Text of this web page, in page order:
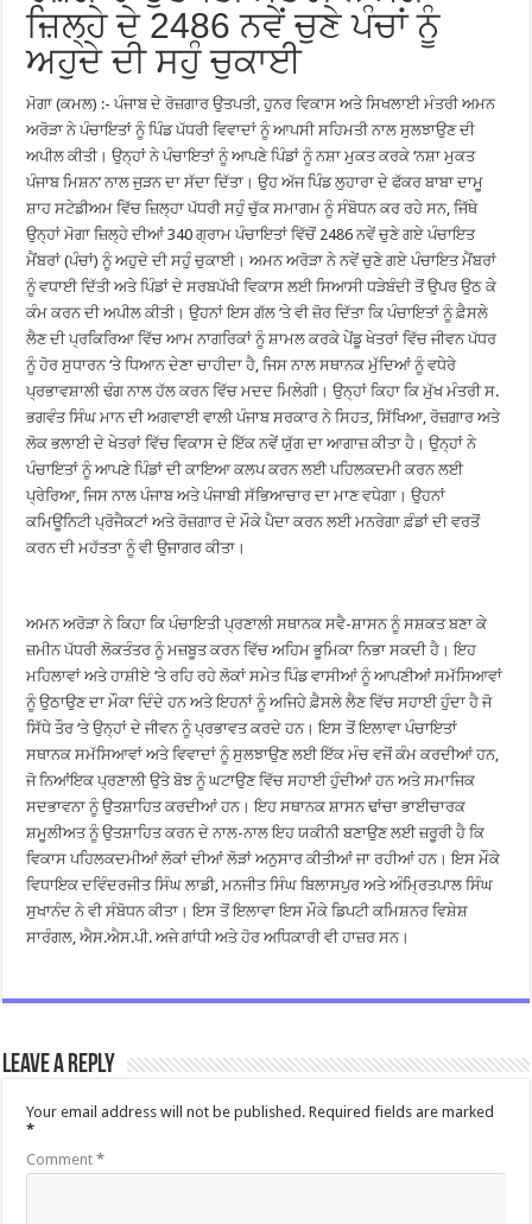
ਜ਼ਿਲ੍ਹੇ ਦੇ 2486 ਨਵੇਂ ਚੁਣੇ ਪੰਚਾਂ ਨੂੰ
ਅਹੁਦੇ ਦੀ ਸਹੁੰ ਚੁਕਾਈ
ਮੋਗਾ (ਕਮਲ) :- ਪੰਜਾਬ ਦੇ ਰੋਜ਼ਗਾਰ ਉਤਪਤੀ, ਹੁਨਰ ਵਿਕਾਸ ਅਤੇ ਸਿਖਲਾਈ ਮੰਤਰੀ ਅਮਨ
ਅਰੋੜਾ ਨੇ ਪੰਚਾਇਤਾਂ ਨੂੰ ਪਿੰਡ ਪੱਧਰੀ ਵਿਵਾਦਾਂ ਨੂੰ ਆਪਸੀ ਸਹਿਮਤੀ ਨਾਲ ਸੁਲਝਾਉਣ ਦੀ
ਅਪੀਲ ਕੀਤੀ। ਉਨ੍ਹਾਂ ਨੇ ਪੰਚਾਇਤਾਂ ਨੂੰ ਆਪਣੇ ਪਿੰਡਾਂ ਨੂੰ ਨਸ਼ਾ ਮੁਕਤ ਕਰਕੇ ‘ਨਸ਼ਾ ਮੁਕਤ
ਪੰਜਾਬ ਮਿਸ਼ਨ’ ਨਾਲ ਜੁੜਨ ਦਾ ਸੱਦਾ ਦਿੱਤਾ। ਉਹ ਅੱਜ ਪਿੰਡ ਲੁਹਾਰਾ ਦੇ ਫੱਕਰ ਬਾਬਾ ਦਾਮੂ
ਸ਼ਾਹ ਸਟੇਡੀਅਮ ਵਿੱਚ ਜ਼ਿਲ੍ਹਾ ਪੱਧਰੀ ਸਹੁੰ ਚੁੱਕ ਸਮਾਗਮ ਨੂੰ ਸੰਬੋਧਨ ਕਰ ਰਹੇ ਸਨ, ਜਿੱਥੇ
ਉਨ੍ਹਾਂ ਮੋਗਾ ਜ਼ਿਲ੍ਹੇ ਦੀਆਂ 340 ਗ੍ਰਾਮ ਪੰਚਾਇਤਾਂ ਵਿੱਚੋਂ 2486 ਨਵੇਂ ਚੁਣੇ ਗਏ ਪੰਚਾਇਤ
ਮੈਂਬਰਾਂ (ਪੰਚਾਂ) ਨੂੰ ਅਹੁਦੇ ਦੀ ਸਹੁੰ ਚੁਕਾਈ। ਅਮਨ ਅਰੋੜਾ ਨੇ ਨਵੇਂ ਚੁਣੇ ਗਏ ਪੰਚਾਇਤ ਮੈਂਬਰਾਂ
ਨੂੰ ਵਧਾਈ ਦਿੱਤੀ ਅਤੇ ਪਿੰਡਾਂ ਦੇ ਸਰਬਪੱਖੀ ਵਿਕਾਸ ਲਈ ਸਿਆਸੀ ਧੜੇਬੰਦੀ ਤੋਂ ਉਪਰ ਉਠ ਕੇ
ਕੰਮ ਕਰਨ ਦੀ ਅਪੀਲ ਕੀਤੀ। ਉਹਨਾਂ ਇਸ ਗੱਲ ‘ਤੇ ਵੀ ਜ਼ੋਰ ਦਿੱਤਾ ਕਿ ਪੰਚਾਇਤਾਂ ਨੂੰ ਫ਼ੈਸਲੇ
ਲੈਣ ਦੀ ਪ੍ਰਕਿਰਿਆ ਵਿੱਚ ਆਮ ਨਾਗਰਿਕਾਂ ਨੂੰ ਸ਼ਾਮਲ ਕਰਕੇ ਪੇਂਡੂ ਖੇਤਰਾਂ ਵਿੱਚ ਜੀਵਨ ਪੱਧਰ
ਨੂੰ ਹੋਰ ਸੁਧਾਰਨ ‘ਤੇ ਧਿਆਨ ਦੇਣਾ ਚਾਹੀਦਾ ਹੈ, ਜਿਸ ਨਾਲ ਸਥਾਨਕ ਮੁੱਦਿਆਂ ਨੂੰ ਵਧੇਰੇ
ਪ੍ਰਭਾਵਸ਼ਾਲੀ ਢੰਗ ਨਾਲ ਹੱਲ ਕਰਨ ਵਿੱਚ ਮਦਦ ਮਿਲੇਗੀ। ਉਨ੍ਹਾਂ ਕਿਹਾ ਕਿ ਮੁੱਖ ਮੰਤਰੀ ਸ.
ਭਗਵੰਤ ਸਿੰਘ ਮਾਨ ਦੀ ਅਗਵਾਈ ਵਾਲੀ ਪੰਜਾਬ ਸਰਕਾਰ ਨੇ ਸਿਹਤ, ਸਿੱਖਿਆ, ਰੋਜ਼ਗਾਰ ਅਤੇ
ਲੋਕ ਭਲਾਈ ਦੇ ਖੇਤਰਾਂ ਵਿੱਚ ਵਿਕਾਸ ਦੇ ਇੱਕ ਨਵੇਂ ਯੁੱਗ ਦਾ ਆਗਾਜ਼ ਕੀਤਾ ਹੈ। ਉਨ੍ਹਾਂ ਨੇ
ਪੰਚਾਇਤਾਂ ਨੂੰ ਆਪਣੇ ਪਿੰਡਾਂ ਦੀ ਕਾਇਆ ਕਲਪ ਕਰਨ ਲਈ ਪਹਿਲਕਦਮੀ ਕਰਨ ਲਈ
ਪ੍ਰੇਰਿਆ, ਜਿਸ ਨਾਲ ਪੰਜਾਬ ਅਤੇ ਪੰਜਾਬੀ ਸੱਭਿਆਚਾਰ ਦਾ ਮਾਣ ਵਧੇਗਾ। ਉਹਨਾਂ
ਕਮਿਊਨਿਟੀ ਪ੍ਰੋਜੈਕਟਾਂ ਅਤੇ ਰੋਜ਼ਗਾਰ ਦੇ ਮੌਕੇ ਪੈਦਾ ਕਰਨ ਲਈ ਮਨਰੇਗਾ ਫ਼ੰਡਾਂ ਦੀ ਵਰਤੋਂ
ਕਰਨ ਦੀ ਮਹੱਤਤਾ ਨੂੰ ਵੀ ਉਜਾਗਰ ਕੀਤਾ।
ਅਮਨ ਅਰੋੜਾ ਨੇ ਕਿਹਾ ਕਿ ਪੰਚਾਇਤੀ ਪ੍ਰਣਾਲੀ ਸਥਾਨਕ ਸਵੈ-ਸ਼ਾਸਨ ਨੂੰ ਸਸ਼ਕਤ ਬਣਾ ਕੇ
ਜ਼ਮੀਨ ਪੱਧਰੀ ਲੋਕਤੰਤਰ ਨੂੰ ਮਜ਼ਬੂਤ ਕਰਨ ਵਿੱਚ ਅਹਿਮ ਭੂਮਿਕਾ ਨਿਭਾ ਸਕਦੀ ਹੈ। ਇਹ
ਮਹਿਲਾਵਾਂ ਅਤੇ ਹਾਸ਼ੀਏ ‘ਤੇ ਰਹਿ ਰਹੇ ਲੋਕਾਂ ਸਮੇਤ ਪਿੰਡ ਵਾਸੀਆਂ ਨੂੰ ਆਪਣੀਆਂ ਸਮੱਸਿਆਵਾਂ
ਨੂੰ ਉਠਾਉਣ ਦਾ ਮੌਕਾ ਦਿੰਦੇ ਹਨ ਅਤੇ ਇਹਨਾਂ ਨੂੰ ਅਜਿਹੇ ਫ਼ੈਸਲੇ ਲੈਣ ਵਿੱਚ ਸਹਾਈ ਹੁੰਦਾ ਹੈ ਜੋ
ਸਿੱਧੇ ਤੌਰ ‘ਤੇ ਉਨ੍ਹਾਂ ਦੇ ਜੀਵਨ ਨੂੰ ਪ੍ਰਭਾਵਤ ਕਰਦੇ ਹਨ। ਇਸ ਤੋਂ ਇਲਾਵਾ ਪੰਚਾਇਤਾਂ
ਸਥਾਨਕ ਸਮੱਸਿਆਵਾਂ ਅਤੇ ਵਿਵਾਦਾਂ ਨੂੰ ਸੁਲਝਾਉਣ ਲਈ ਇੱਕ ਮੰਚ ਵਜੋਂ ਕੰਮ ਕਰਦੀਆਂ ਹਨ,
ਜੋ ਨਿਆਂਇਕ ਪ੍ਰਣਾਲੀ ਉਤੇ ਬੋਝ ਨੂੰ ਘਟਾਉਣ ਵਿੱਚ ਸਹਾਈ ਹੁੰਦੀਆਂ ਹਨ ਅਤੇ ਸਮਾਜਿਕ
ਸਦਭਾਵਨਾ ਨੂੰ ਉਤਸ਼ਾਹਿਤ ਕਰਦੀਆਂ ਹਨ। ਇਹ ਸਥਾਨਕ ਸ਼ਾਸਨ ਢਾਂਚਾ ਭਾਈਚਾਰਕ
ਸ਼ਮੂਲੀਅਤ ਨੂੰ ਉਤਸ਼ਾਹਿਤ ਕਰਨ ਦੇ ਨਾਲ-ਨਾਲ ਇਹ ਯਕੀਨੀ ਬਣਾਉਣ ਲਈ ਜ਼ਰੂਰੀ ਹੈ ਕਿ
ਵਿਕਾਸ ਪਹਿਲਕਦਮੀਆਂ ਲੋਕਾਂ ਦੀਆਂ ਲੋੜਾਂ ਅਨੁਸਾਰ ਕੀਤੀਆਂ ਜਾ ਰਹੀਆਂ ਹਨ। ਇਸ ਮੌਕੇ
ਵਿਧਾਇਕ ਦਵਿੰਦਰਜੀਤ ਸਿੰਘ ਲਾਡੀ, ਮਨਜੀਤ ਸਿੰਘ ਬਿਲਾਸਪੁਰ ਅਤੇ ਅੰਮ੍ਰਿਤਪਾਲ ਸਿੰਘ
ਸੁਖਾਨੰਦ ਨੇ ਵੀ ਸੰਬੋਧਨ ਕੀਤਾ। ਇਸ ਤੋਂ ਇਲਾਵਾ ਇਸ ਮੌਕੇ ਡਿਪਟੀ ਕਮਿਸ਼ਨਰ ਵਿਸ਼ੇਸ਼
ਸਾਰੰਗਲ, ਐਸ.ਐਸ.ਪੀ. ਅਜੇ ਗਾਂਧੀ ਅਤੇ ਹੋਰ ਅਧਿਕਾਰੀ ਵੀ ਹਾਜ਼ਰ ਸਨ।
Leave a Reply
Your email address will not be published. Required fields are marked
*
Comment*